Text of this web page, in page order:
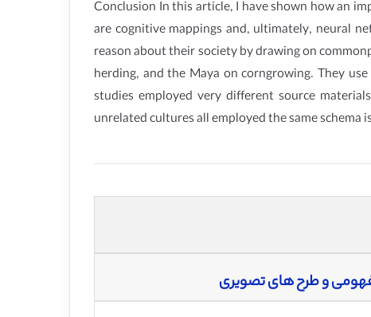
Conclusion In this article, I have shown how an
are cognitive mappings and, ultimately, neural
reason about their society by drawing on
herding, and the Maya on corngrowing. They
studies employed very different source
unrelated cultures all employed the same schema
و طرح های تصویری